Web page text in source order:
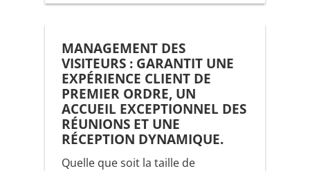
MANAGEMENT DES
VISITEURS : GARANTIT UNE
EXPÉRIENCE CLIENT DE
PREMIER ORDRE, UN
ACCUEIL EXCEPTIONNEL DES
RÉUNIONS ET UNE
RÉCEPTION DYNAMIQUE.
Quelle que soit la taille de